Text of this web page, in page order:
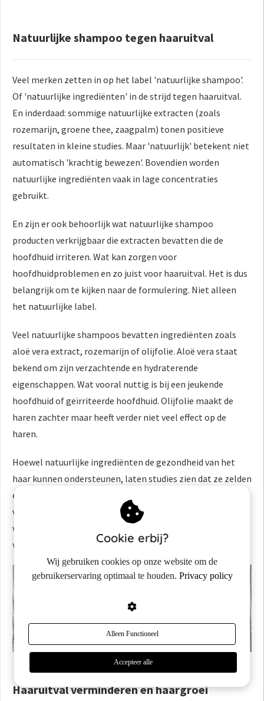
Natuurlijke shampoo tegen haaruitval
Veel merken zetten in op het label 'natuurlijke shampoo'.
Of 'natuurlijke ingrediënten' in de strijd tegen haaruitval.
En inderdaad: sommige natuurlijke extracten (zoals
rozemarijn, groene thee, zaagpalm) tonen positieve
resultaten in kleine studies. Maar 'natuurlijk' betekent niet
automatisch 'krachtig bewezen'. Bovendien worden
natuurlijke ingrediënten vaak in lage concentraties
gebruikt.
En zijn er ook behoorlijk wat natuurlijke shampoo
producten verkrijgbaar die extracten bevatten die de
hoofdhuid irriteren. Wat kan zorgen voor
hoofdhuidproblemen en zo juist voor haaruitval. Het is dus
belangrijk om te kijken naar de formulering. Niet alleen
het natuurlijke label.
Veel natuurlijke shampoos bevatten ingrediënten zoals
aloë vera extract, rozemarijn of olijfolie. Aloë vera staat
bekend om zijn verzachtende en hydraterende
eigenschappen. Wat vooral nuttig is bij een jeukende
hoofdhuid of geïrriteerde hoofdhuid. Olijfolie maakt de
haren zachter maar heeft verder niet veel effect op de
haren.
Hoewel natuurlijke ingrediënten de gezondheid van het
haar kunnen ondersteunen, laten studies zien dat ze zelden
een sterk effect hebben op het daadwerkelijk stimuleren
van nieuwe haargroei. Ze kunnen wel bijdragen aan het
verminderen van haarbreuk en het verbeteren van het
volume, waardoor het haar dikker aanvoelt.
Haaruitval verminderen en haargroei
Cookie erbij?
Wij gebruiken cookies op onze website om de
gebruikerservaring optimaal te houden. Privacy policy
Alleen Functioneel
Accepteer alle